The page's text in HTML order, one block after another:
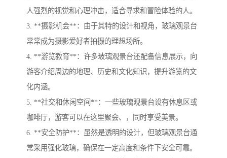
人强烈的视觉和心理冲击，适合寻求和冒险体验的人。
3. **摄影机会**：由于其特的设计和视角，玻璃观景台
常常成为摄影爱好者拍摄的理想场所。
4. **游览教育**：许多玻璃观景台还配备信息展示，向
游客介绍周边的地理、历史和文化知识，提升游览的文
化内涵。
5. **社交和休闲空间**：一些玻璃观景台设有休息区或
咖啡厅，游客可以在这里聚会、，同时享受美景。
6. **安全防护**：虽然是透明的设计，但玻璃观景台通
常采用强化玻璃，确保在一定高度和条件下安全可靠。